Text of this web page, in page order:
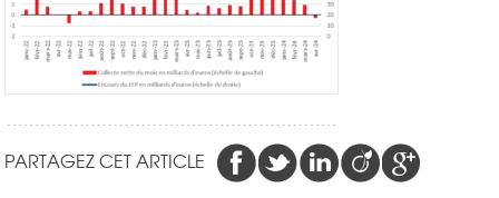
PARTAGEZ CET ARTICLE